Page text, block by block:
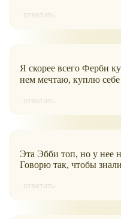
ответить
Я скорее всего Ферби
нем мечтаю, куплю
ответить
Эта Эбби топ, но у нее
Говорю так, чтобы
ответить